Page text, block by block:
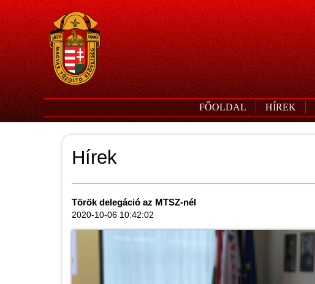
FŐOLDAL HÍREK
Hírek
Török delegáció az MTSZ-nél
2020-10-06 10:42:02